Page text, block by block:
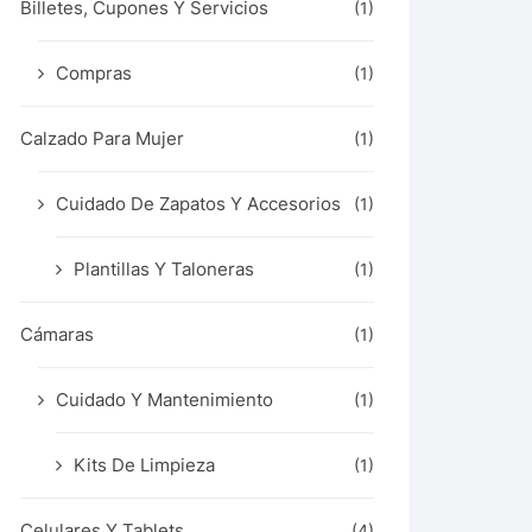
Billetes, Cupones Y Servicios (1)
Compras (1)
Calzado Para Mujer (1)
Cuidado De Zapatos Y Accesorios (1)
Plantillas Y Taloneras (1)
Cámaras (1)
Cuidado Y Mantenimiento (1)
Kits De Limpieza (1)